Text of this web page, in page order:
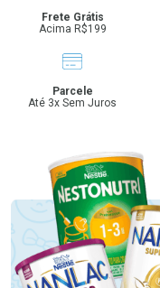
Frete Grátis
Acima R$199
Parcele
Até 3x Sem Juros